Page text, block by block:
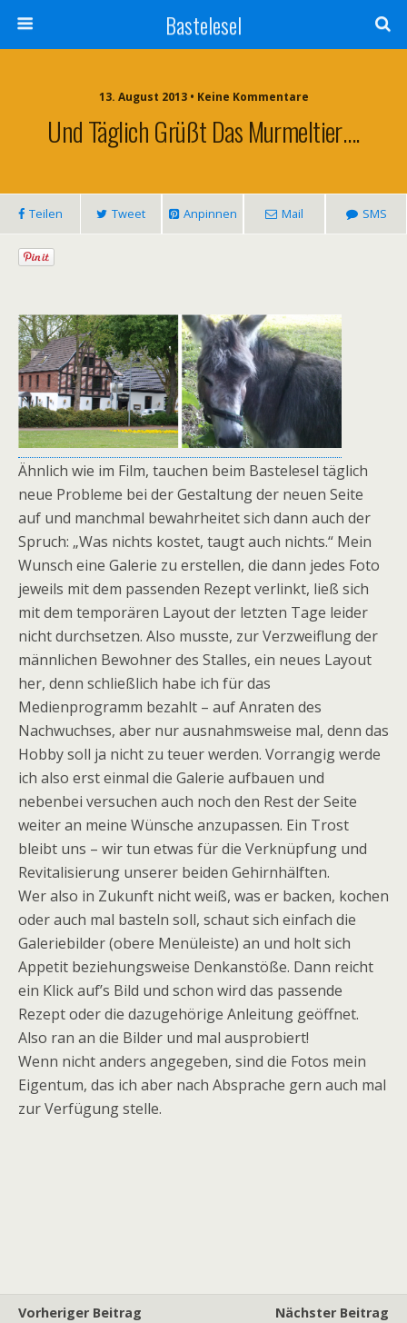
Bastelesel
13. August 2013 • Keine Kommentare
Und Täglich Grüßt Das Murmeltier….
Teilen Tweet Anpinnen Mail SMS
Ähnlich wie im Film, tauchen beim Bastelesel täglich
neue Probleme bei der Gestaltung der neuen Seite
auf und manchmal bewahrheitet sich dann auch der
Spruch: „Was nichts kostet, taugt auch nichts.“ Mein
Wunsch eine Galerie zu erstellen, die dann jedes Foto
jeweils mit dem passenden Rezept verlinkt, ließ sich
mit dem temporären Layout der letzten Tage leider
nicht durchsetzen. Also musste, zur Verzweiflung der
männlichen Bewohner des Stalles, ein neues Layout
her, denn schließlich habe ich für das
Medienprogramm bezahlt – auf Anraten des
Nachwuchses, aber nur ausnahmsweise mal, denn das
Hobby soll ja nicht zu teuer werden. Vorrangig werde
ich also erst einmal die Galerie aufbauen und
nebenbei versuchen auch noch den Rest der Seite
weiter an meine Wünsche anzupassen. Ein Trost
bleibt uns – wir tun etwas für die Verknüpfung und
Revitalisierung unserer beiden Gehirnhälften.
Wer also in Zukunft nicht weiß, was er backen, kochen
oder auch mal basteln soll, schaut sich einfach die
Galeriebilder (obere Menüleiste) an und holt sich
Appetit beziehungsweise Denkanstöße. Dann reicht
ein Klick auf’s Bild und schon wird das passende
Rezept oder die dazugehörige Anleitung geöffnet.
Also ran an die Bilder und mal ausprobiert!
Wenn nicht anders angegeben, sind die Fotos mein
Eigentum, das ich aber nach Absprache gern auch mal
zur Verfügung stelle.
Vorheriger Beitrag
Nächster Beitrag